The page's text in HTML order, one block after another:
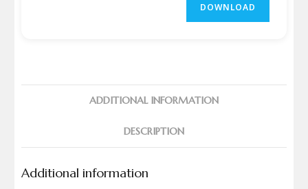
DOWNLOAD
ADDITIONAL INFORMATION
DESCRIPTION
Additional information